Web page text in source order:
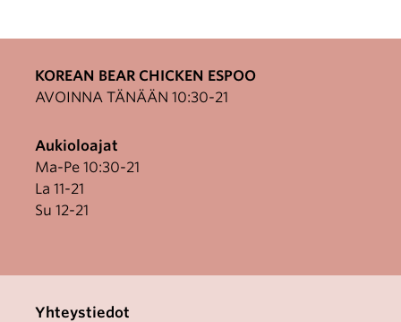
KOREAN BEAR CHICKEN ESPOO
AVOINNA TÄNÄÄN 10:30-21
Aukioloajat
Ma-Pe 10:30-21
La 11-21
Su 12-21
Yhteystiedot